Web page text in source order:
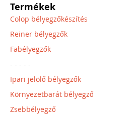
Termékek
Colop bélyegzőkészítés
Reiner bélyegzők
Fabélyegzők
- - - - -
Ipari jelölő bélyegzők
Környezetbarát bélyegző
Zsebbélyegző